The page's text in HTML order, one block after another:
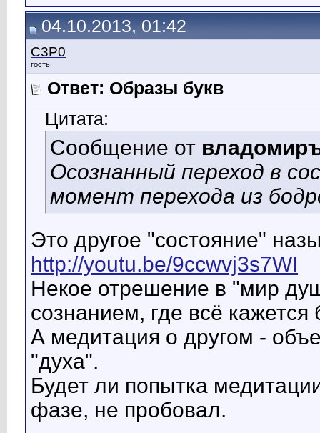
04.10.2013, 01:42
C3P0
гость
Ответ: Образы букв
Цитата:
Сообщение от
Осознанный переход в
момент перехода из
Это другое "состояние"
http://youtu.be/9ccwvj3s7WI
Некое отрешение в "мир
сознанием, где всё
А медитация о другом -
"духа".
Будет ли попытка
фазе, не пробовал.